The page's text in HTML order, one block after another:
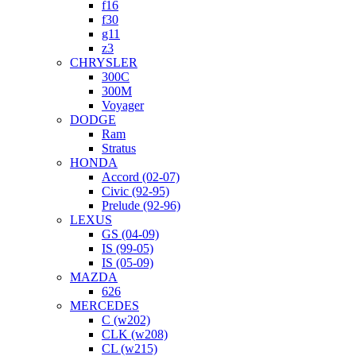
f16
f30
g11
z3
CHRYSLER
300C
300M
Voyager
DODGE
Ram
Stratus
HONDA
Accord (02-07)
Civic (92-95)
Prelude (92-96)
LEXUS
GS (04-09)
IS (99-05)
IS (05-09)
MAZDA
626
MERCEDES
C (w202)
CLK (w208)
CL (w215)